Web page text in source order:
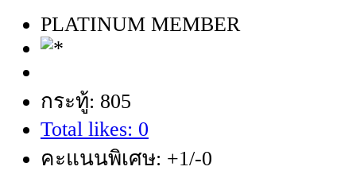
PLATINUM MEMBER
กระทู้: 805
Total likes: 0
คะแนนพิเศษ: +1/-0